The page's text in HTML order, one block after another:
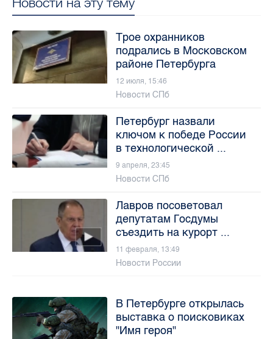
Трое охранников
подрались в Московском
районе Петербурга
12 июля, 15:46
Новости СПб
Петербург назвали
ключом к победе России
в технологической ...
9 апреля, 23:45
Новости СПб
Лавров посоветовал
депутатам Госдумы
съездить на курорт ...
11 февраля, 13:49
Новости России
В Петербурге открылась
выставка о поисковиках
"Имя героя"